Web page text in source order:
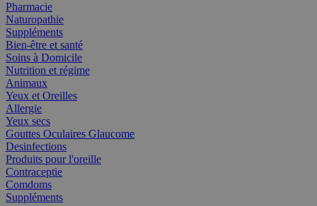
Pharmacie
Naturopathie
Suppléments
Bien-être et santé
Soins à Domicile
Nutrition et régime
Animaux
Yeux et Oreilles
Allergie
Yeux secs
Gouttes Oculaires Glaucome
Desinfections
Produits pour l'oreille
Contraceptie
Comdoms
Suppléments